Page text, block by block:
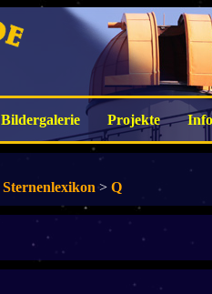
Bildergalerie Projekte
Sternenlexikon > Q